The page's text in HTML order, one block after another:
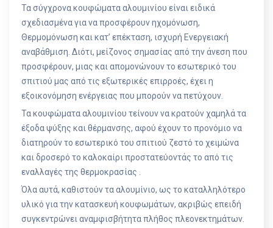
Τα σύγχρονα κουφώματα αλουμινίου είναι ειδικά
σχεδιασμένα για να προσφέρουν ηχομόνωση,
Θερμομόνωση και κατ’ επέκταση, ισχυρή Ενεργειακή
αναβάθμιση. Διότι, μείζονος σημασίας από την άνεση που
προσφέρουν, μιας και απομονώνουν το εσωτερικό του
σπιτιού μας από τις εξωτερικές επιρροές, έχει η
εξοικονόμηση ενέργειας που μπορούν να πετύχουν.
Τα κουφώματα αλουμινίου τείνουν να κρατούν χαμηλά τα
έξοδα ψύξης και θέρμανσης, αφού έχουν το προνόμιο να
διατηρούν το εσωτερικό του σπιτιού ζεστό το χειμώνα
και δροσερό το καλοκαίρι προστατεύοντάς το από τις
εναλλαγές της θερμοκρασίας .
Όλα αυτά, καθιστούν τα αλουμίνιο, ως το καταλληλότερο
υλικό για την κατασκευή κουφωμάτων, ακριβώς επειδή
συγκεντρώνει αναμφισβήτητα πλήθος πλεονεκτημάτων.